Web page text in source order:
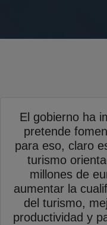
El gobierno ha
pretende
para eso, claro
turismo
millones de
aumentar la
del turismo,
productividad y